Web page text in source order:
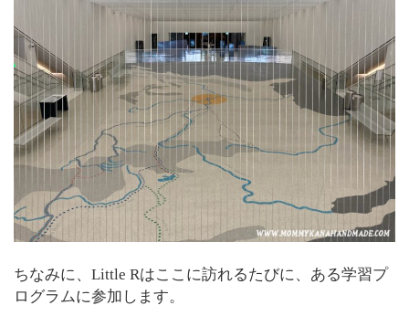
ちなみに、Little Rはここに訪れるたびに、ある学習プ
ログラムに参加します。